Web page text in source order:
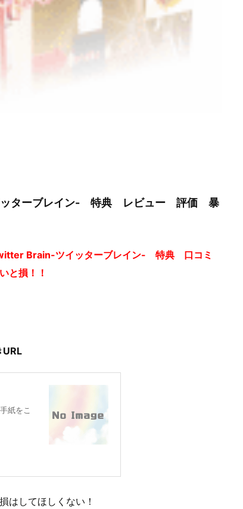
ターブレイン- 特典 レビュー 評価 暴
Brain-ツイッターブレイン- 特典 口コミ
損！！
紙をこ
はしてほしくない！